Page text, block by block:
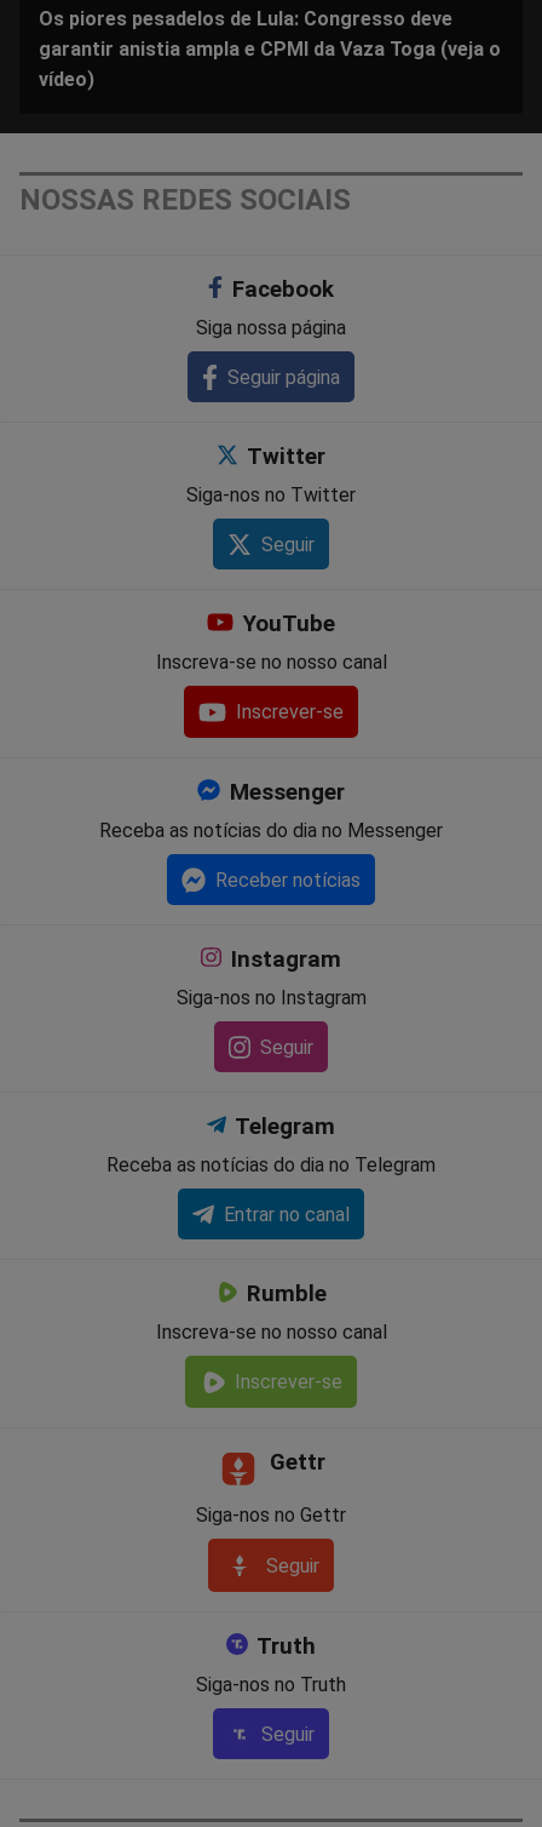
Os piores pesadelos de Lula: Congresso deve
garantir anistia ampla e CPMI da Vaza Toga (veja o
vídeo)
NOSSAS REDES SOCIAIS
Facebook
Siga nossa página
Seguir página
Twitter
Siga-nos no Twitter
Seguir
YouTube
Inscreva-se no nosso canal
Inscrever-se
Messenger
Receba as notícias do dia no Messenger
Receber notícias
Instagram
Siga-nos no Instagram
Seguir
Telegram
Receba as notícias do dia no Telegram
Entrar no canal
Rumble
Inscreva-se no nosso canal
Inscrever-se
Gettr
Siga-nos no Gettr
Seguir
Truth
Siga-nos no Truth
Seguir